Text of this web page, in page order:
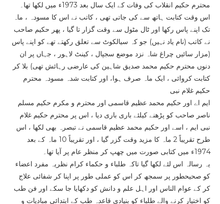
محترم حکیم انقلاب کی وفات کے ایک سال بعد 1973ء میں لکھا تھا۔
اس وقت کتابت ہاتھ سے کی جاتی تھی ، کاتب نے اس کا مسودہ ، ماہ
تک اپنے پاس رکھا اور ٹال مٹول سے وقت گزار تا گیا ، پھر حکیم صاحب
نے کاتب (نام یاد نہیں) جو کہ سیالکوٹ سے تعلق رکھتے تھے کو اپنے پاس
(مزار سائیں چراغ شاہ نزد موضع سجپال ، کینٹ لاہور ، جہاں پر ان
دنوں محترم حکیم محمد صدیق شاہین کی عارضی رہائش تھی) بلا کر
کتابت کروائی ، ایک ماہ صرف ہوا، اور کتابت شدہ مسودہ محترم
حکیم غلام نبی
ایم اے اور حکیم محمد عظیم قاسمی اور محترم و مکرم حکیم مسلم
ناصر صاحب کو پڑھنے کیلئے باری باری دیا ، اس پر محترم حکیم غلام
نبی ایم ، اسے اور حکیم محمد عظیم قاسمی نے تبصرہ بھی لکھا ، اس
طرح تقریباً 2 ماہ کا مزید وقت گزر گیا ، اور تقریباً 10 ماہ کے بعد
1974ء میں کتابی صورت میں چھپ کر منظر عام پر آیا تھا۔
یہ رسالہ اس لئے لکھا گیا تاکہ طلباء و حکماء کرام نظریہ مفرد اعضاء
کو صحیحطور پر سمجھ کر اس کو عملی طور پر اپنا کر شفائی علاج
کر کے عوام الناس اور اہل علم و دانش کو دکھایا جا سکے اور فن طب
کو اختیار کرنے والے طلباء کو بنیادی قاعدہ طب کے ابتدائی مبادیات و